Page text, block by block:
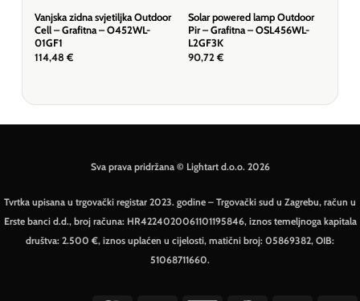
Vanjska zidna svjetiljka Outdoor
Cell – Grafitna – O452WL-
01GF1
114,48 €
Solar powered lamp Outdoor
Pir – Grafitna – OSL456WL-
L2GF3K
90,72 €
Sva prava pridržana © Lightart d.o.o. 2026
Tvrtka upisana u trgovački registar 2023. godine – Trgovački sud u Zagrebu, račun u
Erste banci d.d., broj računa: HR4224020061101195846, iznos temeljnoga kapitala
društva: 2.500 €, iznos uplaćen u cijelosti, matični broj: 05869382, OIB:
51068711660.